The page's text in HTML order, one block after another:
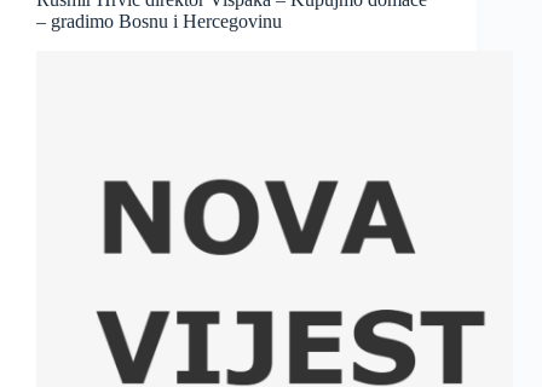
– gradimo Bosnu i Hercegovinu